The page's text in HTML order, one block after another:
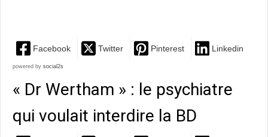
Facebook Twitter Pinterest Linkedin
powered by social2s
« Dr Wertham » : le psychiatre
qui voulait interdire la BD